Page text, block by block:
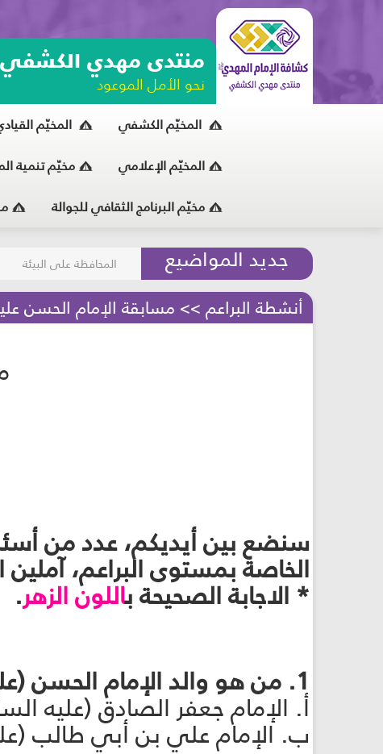
منتدى مهدي الكشفي
نحو الأمل الموعود
المخيّم الكشفي المخيّم
المخيّم الإعلامي مخيّم تنمية
مخيّم البرنامج الثقافي للجوالة
جديد المواضيع
مسابقة الركب الحسينيّ
المحافظة على البيئة
أنشطة البراعم >> مسابقة الإمام الحسن
سنضع بين أيديكم، عدد من
الخاصة بمستوى البراعم،
* الاجابة الصحيحة باللون الزهر.
1. من هو والد الإمام الحسن (عليه السلام)؟
أ. الإمام جعفر الصادق (عليه
ب. الإمام علي بن أبي طالب